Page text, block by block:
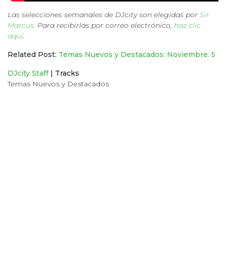
Las selecciones semanales de DJcity son elegidas por Sir
Marcus. Para recibirlas por correo electrónico, haz clic
aquí.
Related Post: Temas Nuevos y Destacados: Noviembre. 5
DJcity Staff | Tracks
Temas Nuevos y Destacados